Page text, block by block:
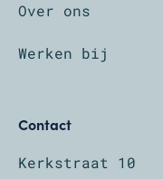
Over ons
Werken bij
Contact
Kerkstraat 10